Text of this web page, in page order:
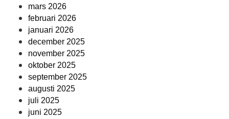
mars 2026
februari 2026
januari 2026
december 2025
november 2025
oktober 2025
september 2025
augusti 2025
juli 2025
juni 2025